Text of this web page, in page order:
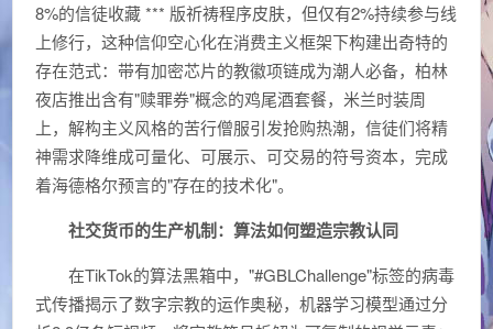
8%的信徒收藏 *** 版祈祷程序皮肤，但仅有2%持续参与线
上修行，这种信仰空心化在消费主义框架下构建出奇特的
存在范式：带有加密芯片的教徽项链成为潮人必备，柏林
夜店推出含有"赎罪券"概念的鸡尾酒套餐，米兰时装周
上，解构主义风格的苦行僧服引发抢购热潮，信徒们将精
神需求降维成可量化、可展示、可交易的符号资本，完成
着海德格尔预言的"存在的技术化"。
社交货币的生产机制：算法如何塑造宗教认同
在TikTok的算法黑箱中，"#GBLChallenge"标签的病毒
式传播揭示了数字宗教的运作奥秘，机器学习模型通过分